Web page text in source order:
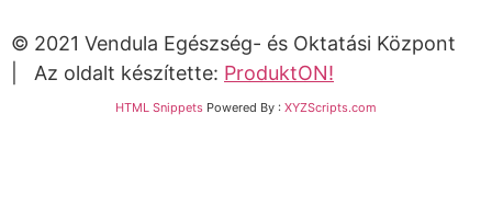
© 2021 Vendula Egészség- és Oktatási Központ
| Az oldalt készítette: ProduktON!
HTML Snippets Powered By : XYZScripts.com